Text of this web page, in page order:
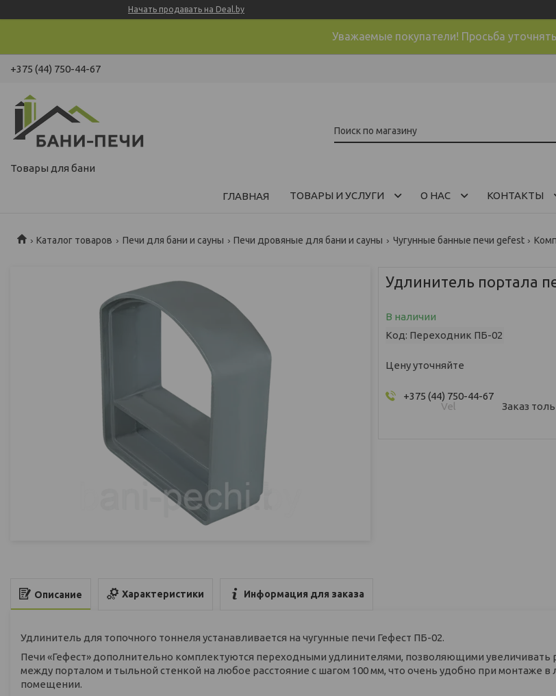
Начать продавать на Deal.by
Уважаемые покупатели! Просьба
+375 (44) 750-44-67
Товары для бани
ГЛАВНАЯ ТОВАРЫ И УСЛУГИ О НАС КОНТАКТЫ
Каталог товаров Печи для бани и сауны Печи дровяные для бани и сауны Чугунные банные печи gefest
Удлинитель портала
В наличии
Код: Переходник ПБ-02
Цену уточняйте
+375 (44) 750-44-67
Vel
Заказ
Описание Характеристики Информация для заказа
Удлинитель для топочного тоннеля устанавливается на чугунные печи Гефест ПБ-02.
Печи «Гефест» дополнительно комплектуются переходными удлинителями, позволяющими увеличивать
между порталом и тыльной стенкой на любое расстояние с шагом 100 мм, что очень удобно при монтаже
помещении.